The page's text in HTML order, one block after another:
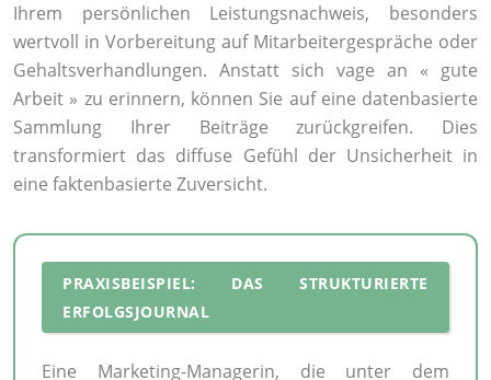
Ihrem persönlichen Leistungsnachweis, besonders
wertvoll in Vorbereitung auf Mitarbeitergespräche oder
Gehaltsverhandlungen. Anstatt sich vage an « gute
Arbeit » zu erinnern, können Sie auf eine datenbasierte
Sammlung Ihrer Beiträge zurückgreifen. Dies
transformiert das diffuse Gefühl der Unsicherheit in
eine faktenbasierte Zuversicht.
PRAXISBEISPIEL: DAS STRUKTURIERTE
ERFOLGSJOURNAL
Eine Marketing-Managerin, die unter dem